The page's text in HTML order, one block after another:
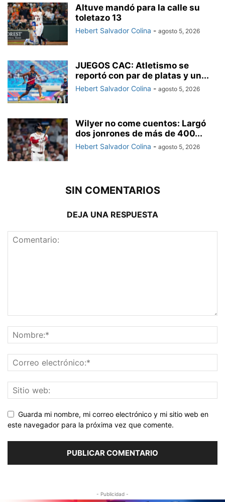
Altuve mandó para la calle su
toletazo 13
Hebert Salvador Colina - agosto 5, 2026
JUEGOS CAC: Atletismo se
reportó con par de platas y un...
Hebert Salvador Colina - agosto 5, 2026
Wilyer no come cuentos: Largó
dos jonrones de más de 400...
Hebert Salvador Colina - agosto 5, 2026
SIN COMENTARIOS
DEJA UNA RESPUESTA
Guarda mi nombre, mi correo electrónico y mi sitio web en
este navegador para la próxima vez que comente.
- Publicidad -